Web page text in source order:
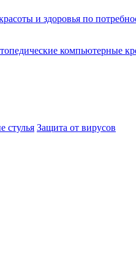
и здоровья по
компьютерные
стулья Защита от вирусов